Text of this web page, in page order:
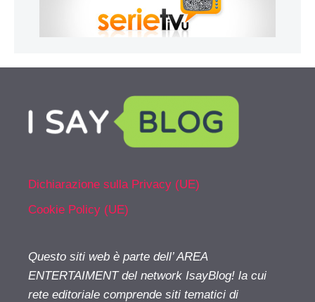
Dichiarazione sulla Privacy (UE)
Cookie Policy (UE)
Questo siti web è parte dell’ AREA
ENTERTAIMENT del network IsayBlog! la cui
rete editoriale comprende siti tematici di